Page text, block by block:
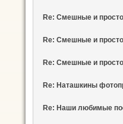
Re: Смешные и
Re: Смешные и
Re: Смешные и
Re: Наташкины
Re: Наши любимые